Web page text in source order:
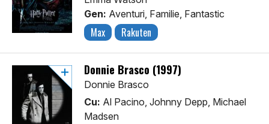
Gen: Aventuri, Familie, Fantastic
Max Rakuten
Donnie Brasco (1997)
Donnie Brasco
Cu: Al Pacino, Johnny Depp, Michael
Madsen